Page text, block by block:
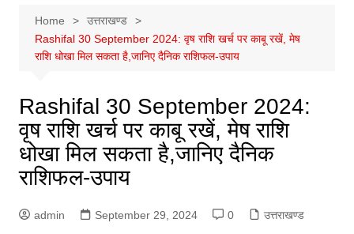
Home
उत्तराखण्ड
Rashifal 30 September 2024: वृष राशि खर्च पर काबू रखें, मेष
राशि धोखा मिल सकता है,जानिए दैनिक राशिफल-उपाय
Rashifal 30 September 2024:
वृष राशि खर्च पर काबू रखें, मेष राशि
धोखा मिल सकता है,जानिए दैनिक
राशिफल-उपाय
admin September 29, 2024 0 उत्तराखण्ड